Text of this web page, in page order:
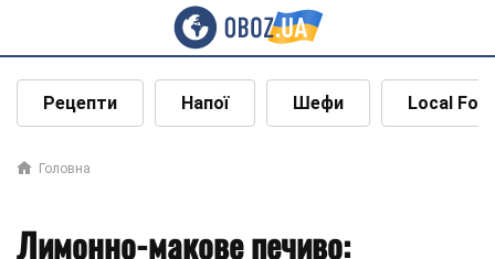
Рецепти Напої Шефи Local
Головна
Лимонно-макове печиво: